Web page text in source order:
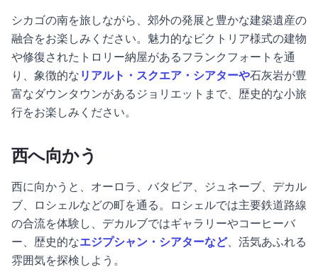
シカゴの南を旅しながら、郊外の発展と豊かな建築遺産の
融合をお楽しみください。魅力的なビクトリア様式の建物
や修復されたトロリー納屋があるフランクフォートを通
り、象徴的な リアルト・スクエア・シアターや石灰岩が豊
富なダウンタウンがあるジョリエットまで、歴史的な小旅
行をお楽しみください。
西へ向かう
西に向かうと、オーロラ、バタビア、ジュネーブ、デカル
ブ、ロシェルなどの町を通る。ロシェルでは主要鉄道路線
の合流を体験し、デカルブではギャラリーやコーヒーバ
ー、歴史的なエジプシャン・シアターなど、活気あふれる
雰囲気を探検しよう。